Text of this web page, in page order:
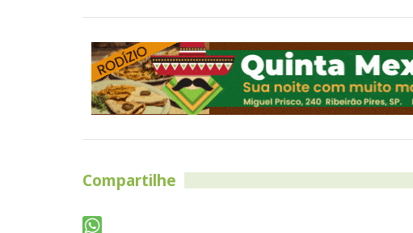
Compartilhe